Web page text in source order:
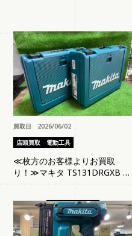
買取日 2026/06/02
店頭買取
電動工具
≪枚方のお客様よりお買取
り！≫マキタ TS131DRGXB 充
電式ソフトインパクトドライバ